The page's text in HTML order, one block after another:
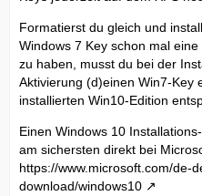
Formatierst du gleich und
Windows 7 Key schon mal
zu haben, musst du bei der
Aktivierung (d)einen Win7-Key
installierten Win10-Edition
Einen Windows 10
am sichersten direkt bei
https://www.microsoft.com/de-
download/windows10